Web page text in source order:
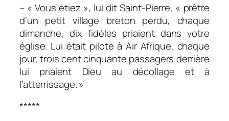
– « Vous étiez », lui dit Saint-Pierre, « prêtre
d’un petit village breton perdu, chaque
dimanche, dix fidèles priaient dans votre
église. Lui était pilote à Air Afrique, chaque
jour, trois cent cinquante passagers derrière
lui priaient Dieu au décollage et à
l’atterrissage. »
*****